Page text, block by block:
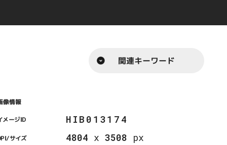
関連キーワード
像情報
メージID HIB013174
サイズ 4804 x 3508 px